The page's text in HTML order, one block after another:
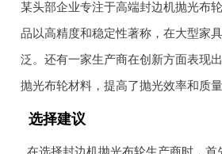
某头部企业专注于高端封边机抛光布
品以高精度和稳定性著称，在大型家
泛。还有一家生产商在创新方面表现
抛光布轮材料，提高了抛光效率和质量
选择建议